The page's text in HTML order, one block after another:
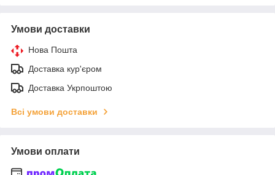
Умови доставки
Нова Пошта
Доставка кур'єром
Доставка Укрпоштою
Всі умови доставки
Умови оплати